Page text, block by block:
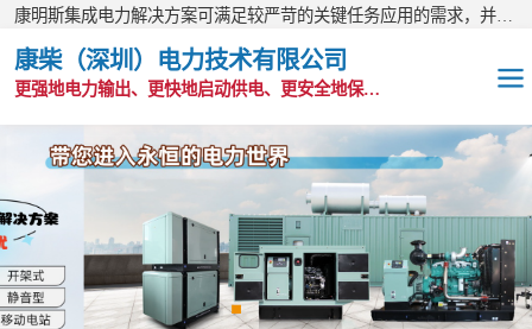
康柴（深圳）电力技术有限公司
更强地电力输出、更快地启动供电、更安全地保护功能
OEM发电机组
静音发电机组
移动电站